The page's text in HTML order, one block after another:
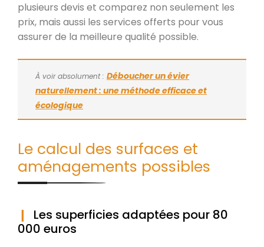
plusieurs devis et comparez non seulement les
prix, mais aussi les services offerts pour vous
assurer de la meilleure qualité possible.
À voir absolument : Déboucher un évier
naturellement : une méthode efficace et
écologique
Le calcul des surfaces et
aménagements possibles
Les superficies adaptées pour 80
000 euros